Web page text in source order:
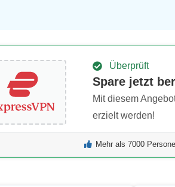
Überprüft
Spare jetzt
Mit diesem
erzielt werden!
Mehr als 7000